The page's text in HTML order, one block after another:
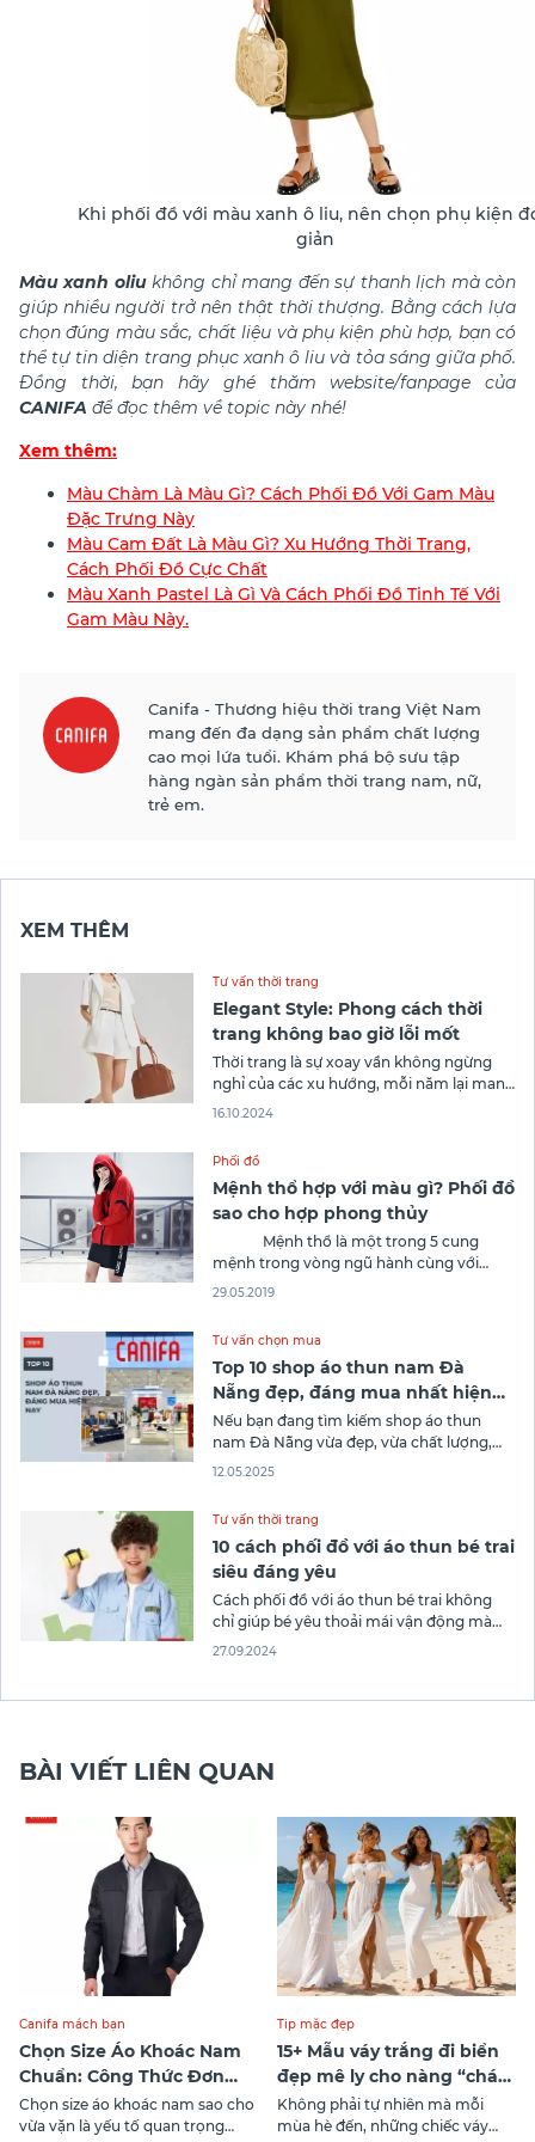
Khi phối đồ với màu xanh ô liu, nên chọn phụ kiện
giản
Màu xanh oliukhông chỉ mang đến sự thanh lịch mà còn
giúp nhiều người trở nên thật thời thượng. Bằng cách lựa
chọn đúng màu sắc, chất liệu và phụ kiện phù hợp, bạn có
thể tự tin diện trang phục xanh ô liu và tỏa sáng giữa phố.
Đồng thời, bạn hãy ghé thăm website/fanpage của
CANIFA để đọc thêm về topic này nhé!
Xem thêm:
Màu Chàm Là Màu Gì? Cách Phối Đồ Với Gam Màu
Đặc Trưng Này
Màu Cam Đất Là Màu Gì? Xu Hướng Thời Trang,
Cách Phối Đồ Cực Chất
Màu Xanh Pastel Là Gì Và Cách Phối Đồ Tinh Tế Với
Gam Màu Này.
Canifa - Thương hiệu thời trang Việt Nam
mang đến đa dạng sản phẩm chất lượng
cao mọi lứa tuổi. Khám phá bộ sưu tập
hàng ngàn sản phẩm thời trang nam, nữ,
trẻ em.
XEM THÊM
Tư vấn thời trang
Elegant Style: Phong cách thời
trang không bao giờ lỗi mốt
Thời trang là sự xoay vần không ngừng
nghỉ của các xu hướng, mỗi năm lại mang
đến những màu sắc và phong cách mới.
được xem như một biểu tượng của sự
16.10.2024
Phối đồ
Mệnh thổ hợp với màu gì? Phối đồ
sao cho hợp phong thủy
Mệnh thổ là một trong 5 cung
mệnh trong vòng ngũ hành cùng với
hành Hỏa, Thủy, Kim, Mộc. Mệnh thổ
cối.
29.05.2019
Tư vấn chọn mua
Top 10 shop áo thun nam Đà
Nẵng đẹp, đáng mua nhất hiện
nay
Nếu bạn đang tìm kiếm shop áo thun
nam Đà Nẵng vừa đẹp, vừa chất lượng,
đáng mua nhất hiện nay thì danh sách
12.05.2025
Tư vấn thời trang
10 cách phối đồ với áo thun bé trai
siêu đáng yêu
Cách phối đồ với áo thun bé trai không
chỉ giúp bé yêu thoải mái vận động mà
còn giúp bé trở nên thật thời trang. Từ
27.09.2024
BÀI VIẾT LIÊN QUAN
Canifa mách bạn
Chọn Size Áo Khoác Nam
Chuẩn: Công Thức Đơn
Giản Ai Cũng Làm Được
Chọn size áo khoác nam sao cho
vừa vặn là yếu tố quan trọng
Tip mặc đẹp
15+ Mẫu váy trắng đi biển
đẹp mê ly cho nàng “cháy
máy ảnh”
Không phải tự nhiên mà mỗi
mùa hè đến, những chiếc váy